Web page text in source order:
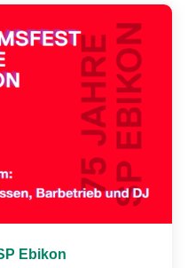
Ebikon